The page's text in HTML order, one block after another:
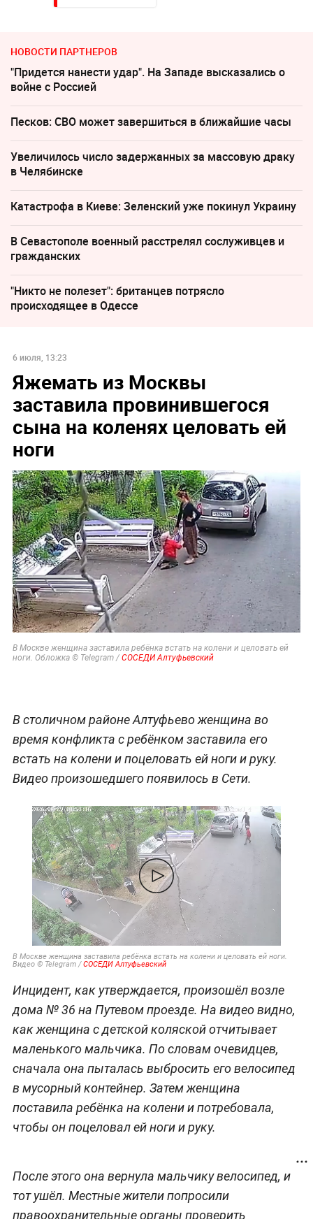
НОВОСТИ ПАРТНЕРОВ
"Придется нанести удар". На Западе высказались о
войне с Россией
Песков: СВО может завершиться в ближайшие часы
Увеличилось число задержанных за массовую драку
в Челябинске
Катастрофа в Киеве: Зеленский уже покинул Украину
В Севастополе военный расстрелял сослуживцев и
гражданских
"Никто не полезет": британцев потрясло
происходящее в Одессе
6 июля, 13:23
Яжемать из Москвы
заставила провинившегося
сына на коленях целовать ей
ноги
В Москве женщина заставила ребёнка встать на колени и целовать ей
ноги. Обложка © Telegram / СОСЕДИ Алтуфьевский
В столичном районе Алтуфьево женщина во
время конфликта с ребёнком заставила его
встать на колени и поцеловать ей ноги и руку.
Видео произошедшего появилось в Сети.
В Москве женщина заставила ребёнка встать на колени и целовать ей ноги.
Видео © Telegram /СОСЕДИ Алтуфьевский
Инцидент, как утверждается, произошёл возле
дома № 36 на Путевом проезде. На видео видно,
как женщина с детской коляской отчитывает
маленького мальчика. По словам очевидцев,
сначала она пыталась выбросить его велосипед
в мусорный контейнер. Затем женщина
поставила ребёнка на колени и потребовала,
чтобы он поцеловал ей ноги и руку.
После этого она вернула мальчику велосипед, и
тот ушёл. Местные жители попросили
правоохранительные органы проверить